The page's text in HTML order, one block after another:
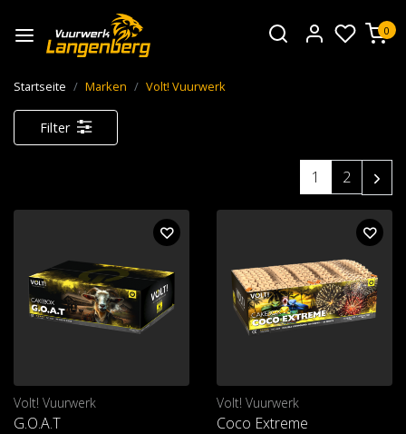
0
Startseite Marken Volt! Vuurwerk
Filter
1 2
Volt! Vuurwerk
G.O.A.T
Volt! Vuurwerk
Coco Extreme